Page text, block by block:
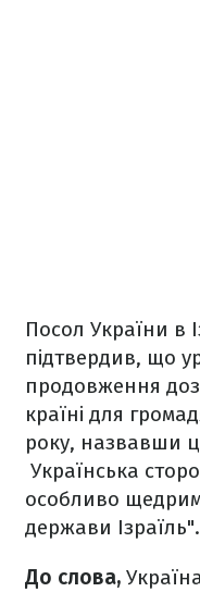
Посол України в
підтвердив, що
продовження
країні для
року, назвавши
Українська
особливо щедрим
держави Ізраїль".
До слова,